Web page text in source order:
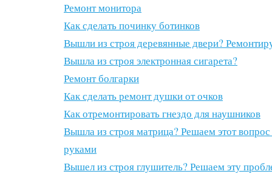
Ремонт монитора
Как сделать починку ботинков
Вышли из строя деревянные двери?
Вышла из строя электронная сигарета?
Ремонт болгарки
Как сделать ремонт душки от очков
Как отремонтировать гнездо для наушников
Вышла из строя матрица? Решаем этот
руками
Вышел из строя глушитель? Решаем эту